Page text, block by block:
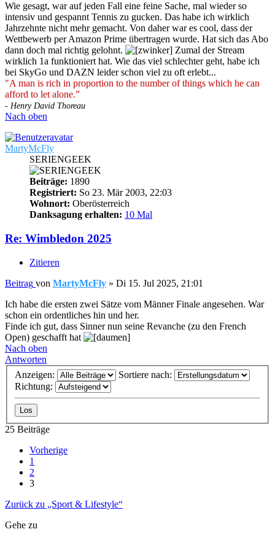
Wie gesagt, war auf jeden Fall eine feine Sache, mal wieder so
intensiv und gespannt Tennis zu gucken. Das habe ich wirklich
Jahrzehnte nicht mehr gemacht. Von daher war es cool, dass der
Wettbewerb per Amazon Prime übertragen wurde. Hat sich das Abo
dann doch mal richtig gelohnt.
Zumal der Stream
wirklich 1a funktioniert hat. Wie das viel schlechter geht, habe ich
bei SkyGo und DAZN leider schon viel zu oft erlebt...
"A man is rich in proportion to the number of things which he can
afford to let alone.”
- Henry David Thoreau
Nach oben
MartyMcFly
SERIENGEEK
Beiträge: 1890
Registriert: So 23. Mär 2003, 22:03
Wohnort: Oberösterreich
Danksagung erhalten: 10 Mal
Re: Wimbledon 2025
Zitieren
Beitrag von MartyMcFly » Di 15. Jul 2025, 21:01
Ich habe die ersten zwei Sätze vom Männer Finale angesehen. War
schon ein ordentliches hin und her.
Finde ich gut, dass Sinner nun seine Revanche (zu den French
Open) geschafft hat
Nach oben
Antworten
Anzeigen:
Sortiere nach:
Richtung:
25 Beiträge
Vorherige
1
2
3
Zurück zu „Sport & Lifestyle“
Gehe zu